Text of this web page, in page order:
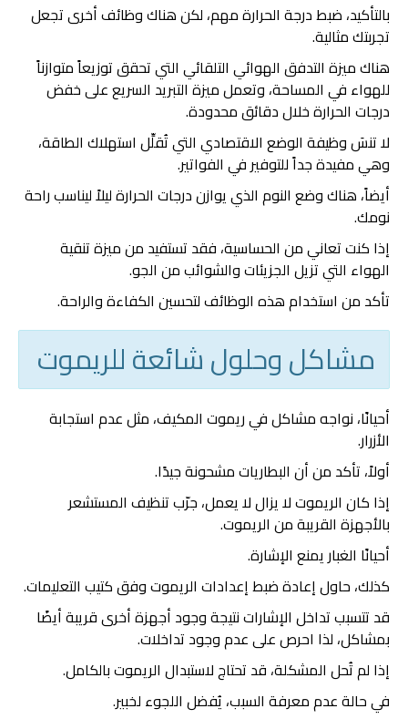
بالتأكيد، ضبط درجة الحرارة مهم، لكن هناك وظائف أخرى تجعل
تجربتك مثالية.
هناك ميزة التدفق الهوائي التلقائي التي تحقق توزيعاً متوازناً
للهواء في المساحة، وتعمل ميزة التبريد السريع على خفض
درجات الحرارة خلال دقائق محدودة.
لا تنسَ وظيفة الوضع الاقتصادي التي تُقلِّل استهلاك الطاقة،
وهي مفيدة جداً للتوفير في الفواتير.
أيضاً، هناك وضع النوم الذي يوازن درجات الحرارة ليلاً ليناسب راحة
نومك.
إذا كنت تعاني من الحساسية، فقد تستفيد من ميزة تنقية
الهواء التي تزيل الجزيئات والشوائب من الجو.
تأكد من استخدام هذه الوظائف لتحسين الكفاءة والراحة.
مشاكل وحلول شائعة للريموت
أحيانًا، نواجه مشاكل في ريموت المكيف، مثل عدم استجابة
الأزرار.
أولاً، تأكد من أن البطاريات مشحونة جيدًا.
إذا كان الريموت لا يزال لا يعمل، جرّب تنظيف المستشعر
بالأجهزة القريبة من الريموت.
أحيانًا الغبار يمنع الإشارة.
كذلك، حاول إعادة ضبط إعدادات الريموت وفق كتيب التعليمات.
قد تتسبب تداخل الإشارات نتيجة وجود أجهزة أخرى قريبة أيضًا
بمشاكل، لذا احرص على عدم وجود تداخلات.
إذا لم تُحل المشكلة، قد تحتاج لاستبدال الريموت بالكامل.
في حالة عدم معرفة السبب، يُفضل اللجوء لخبير.